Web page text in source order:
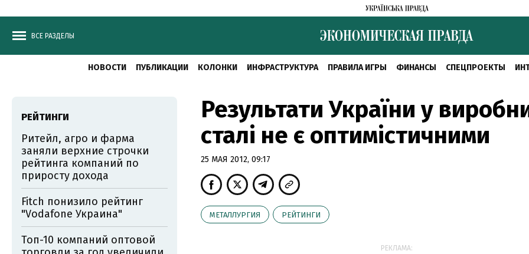
ВСЕ РАЗДЕЛЫ
НОВОСТИ ПУБЛИКАЦИИ КОЛОНКИ ИНФРАСТРУКТУРА ПРАВИЛА ИГРЫ ФИНАНСЫ СПЕЦПРОЕКТЫ
Результати України у
сталі не є оптимістичними
25 МАЯ 2012, 09:17
МЕТАЛЛУРГИЯ РЕЙТИНГИ
РЕКЛАМА:
РЕЙТИНГИ
Ритейл, агро и фарма
заняли верхние строчки
рейтинга компаний по
приросту дохода
Fitch понизило рейтинг
"Vodafone Украина"
Топ-10 компаний оптовой